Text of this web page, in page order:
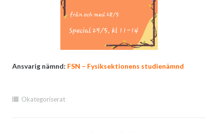
Ansvarig nämnd: FSN – Fysiksektionens studienämnd
Okategoriserat